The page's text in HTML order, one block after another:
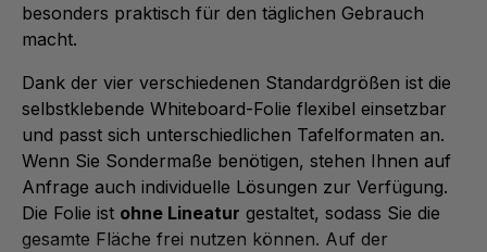
besonders praktisch für den täglichen Gebrauch
macht.
Dank der vier verschiedenen Standardgrößen ist die
selbstklebende Whiteboard-Folie flexibel einsetzbar
und passt sich unterschiedlichen Tafelformaten an.
Wenn Sie Sondermaße benötigen, stehen Ihnen auf
Anfrage auch individuelle Lösungen zur Verfügung.
Die Folie ist ohne Lineatur gestaltet, sodass Sie die
gesamte Fläche frei nutzen können. Auf der